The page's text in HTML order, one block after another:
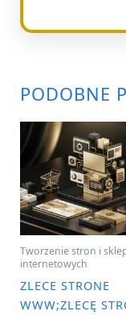
PODOBNE
Tworzenie stron i
internetowych
ZLECE STRONE
WWW;ZLECĘ